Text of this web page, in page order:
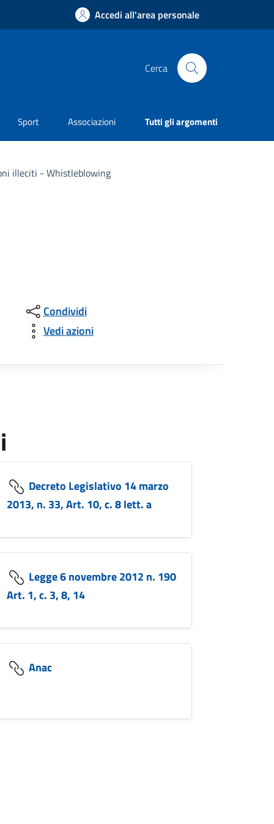
Accedi all'area personale
Cerca
Sport Associazioni Tutti gli argomenti
illeciti - Whistleblowing
Condividi
Vedi azioni
Decreto Legislativo 14 marzo
2013, n. 33, Art. 10, c. 8 lett. a
Legge 6 novembre 2012 n. 190
Art. 1, c. 3, 8, 14
Anac